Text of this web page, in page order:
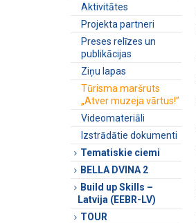
Aktivitātes
Projekta partneri
Preses relīzes un
publikācijas
Ziņu lapas
Tūrisma maršruts
„Atver muzeja vārtus!”
Videomateriāli
Izstrādātie dokumenti
Tematiskie ciemi
BELLA DVINA 2
Build up Skills –
Latvija (EEBR-LV)
TOUR